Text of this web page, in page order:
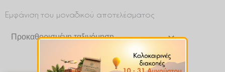
Εμφάνιση του μοναδικού αποτελέσματος